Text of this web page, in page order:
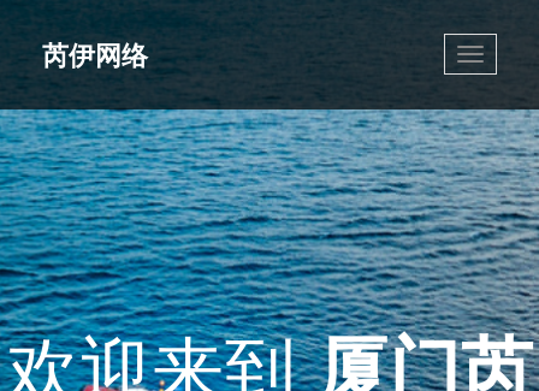
Toggle
芮伊网络
欢迎来到厦门芮